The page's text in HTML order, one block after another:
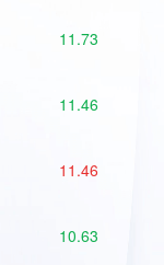
11.73
11.46
11.46
10.63